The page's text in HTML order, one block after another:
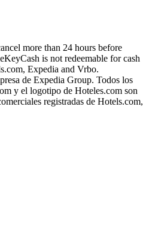
more than 24 hours before
is not redeemable for cash
Expedia and Vrbo.
de Expedia Group. Todos los
y el logotipo de Hoteles.com son
registradas de Hotels.com,